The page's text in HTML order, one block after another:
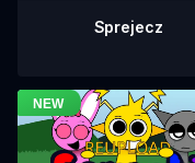
Sprejecz